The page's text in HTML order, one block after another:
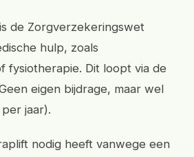
de Zorgverzekeringswet
hulp, zoals
fysiotherapie. Dit loopt via de
eigen bijdrage, maar wel
jaar).
nodig heeft vanwege een